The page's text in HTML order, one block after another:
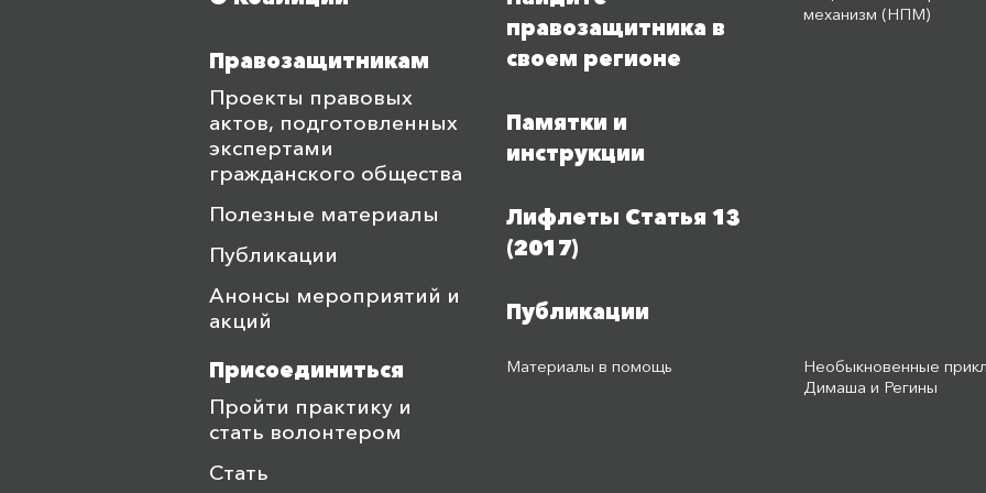
Правозащитникам
Проекты правовых
актов, подготовленных
экспертами
гражданского общества
Полезные материалы
Публикации
Анонсы мероприятий и
акций
правозащитника в
своем регионе
Памятки и
инструкции
Лифлеты Статья 13
(2017)
Публикации
механизм (НПМ)
Присоединиться
Пройти практику и
стать волонтером
Стать
Материалы в помощь
Необыкновенные
Димаша и Регины